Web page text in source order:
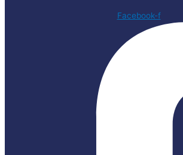
Facebook-f